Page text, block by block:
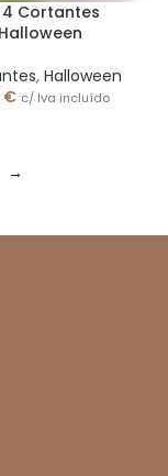
4 Cortantes
Halloween
, Halloween
€ c/ Iva incluído
→